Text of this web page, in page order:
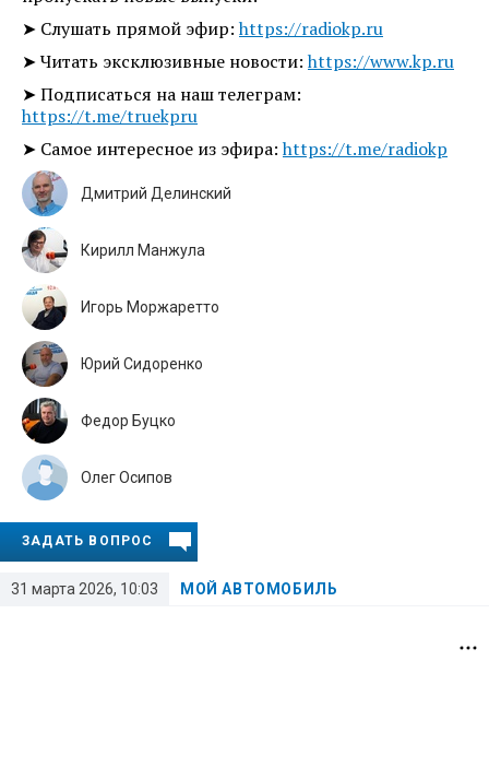
➤ Слушать прямой эфир:https://radiokp.ru
➤ Читать эксклюзивные новости:https://www.kp.ru
➤ Подписаться на наш телеграм:
https://t.me/truekpru
➤ Самое интересное из эфира:https://t.me/radiokp
31 марта 2026, 10:03 МОЙ АВТОМОБИЛЬ
Дмитрий Делинский
Кирилл Манжула
Игорь Моржаретто
Юрий Сидоренко
Федор Буцко
Олег Осипов
ЗАДАТЬ ВОПРОС